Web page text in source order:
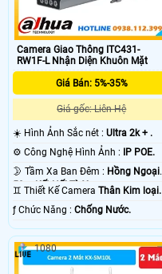
Camera Giao Thông ITC431-
RW1F-L Nhận Diện Khuôn Mặt
Giá Bán: 5%-35%
Giá gốc: Liên Hệ
☀️ Hình Ảnh Sắc nét : Ultra 2k + .
⚙ Công Nghệ Hình Ảnh :
IP POE.
🌛 Tầm Xa Ban Đêm : Hồng Ngoại
50m Kết Nối Từ Xa.
♊ Thiết Kế Camera Thân Kim loại.
️ƒ Chức Năng : Chống Nước.
1080